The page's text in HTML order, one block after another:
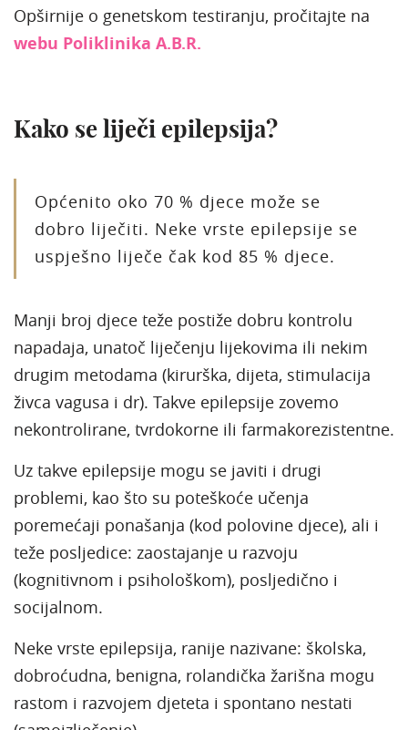
Opširnije o genetskom testiranju, pročitajte na
webu Poliklinika A.B.R.
Kako se liječi epilepsija?
Općenito oko 70 % djece može se
dobro liječiti. Neke vrste epilepsije se
uspješno liječe čak kod 85 % djece.
Manji broj djece teže postiže dobru kontrolu
napadaja, unatoč liječenju lijekovima ili nekim
drugim metodama (kirurška, dijeta, stimulacija
živca vagusa i dr). Takve epilepsije zovemo
nekontrolirane, tvrdokorne ili farmakorezistentne.
Uz takve epilepsije mogu se javiti i drugi
problemi, kao što su poteškoće učenja
poremećaji ponašanja (kod polovine djece), ali i
teže posljedice: zaostajanje u razvoju
(kognitivnom i psihološkom), posljedično i
socijalnom.
Neke vrste epilepsija, ranije nazivane: školska,
dobroćudna, benigna, rolandička žarišna mogu
rastom i razvojem djeteta i spontano nestati